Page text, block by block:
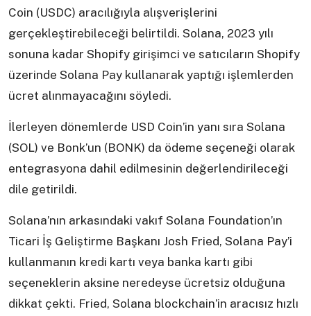
Coin (USDC) aracılığıyla alışverişlerini
gerçekleştirebileceği belirtildi. Solana, 2023 yılı
sonuna kadar Shopify girişimci ve satıcıların Shopify
üzerinde Solana Pay kullanarak yaptığı işlemlerden
ücret alınmayacağını söyledi.
İlerleyen dönemlerde USD Coin’in yanı sıra Solana
(SOL) ve Bonk’un (BONK) da ödeme seçeneği olarak
entegrasyona dahil edilmesinin değerlendirileceği
dile getirildi.
Solana’nın arkasındaki vakıf Solana Foundation’ın
Ticari İş Geliştirme Başkanı Josh Fried, Solana Pay’i
kullanmanın kredi kartı veya banka kartı gibi
seçeneklerin aksine neredeyse ücretsiz olduğuna
dikkat çekti. Fried, Solana blockchain’in aracısız hızlı